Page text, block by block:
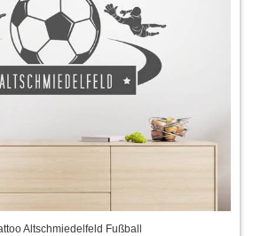
Altschmiedelfeld Fußball